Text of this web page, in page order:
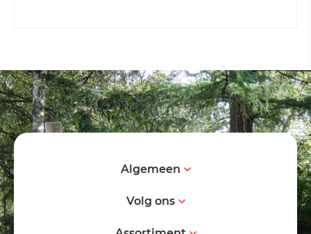
Algemeen
Volg ons